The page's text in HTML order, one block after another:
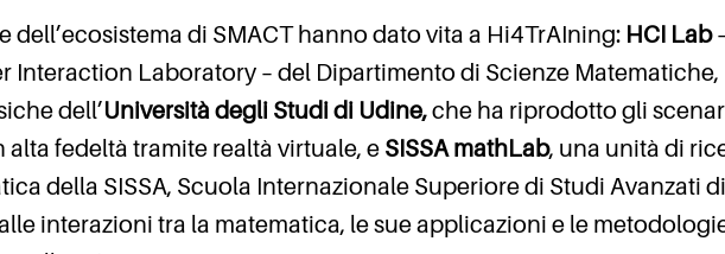
dell’ecosistema di SMACT hanno dato vita a Hi4TrAIning: HCI Lab
Interaction Laboratory – del Dipartimento di Scienze Matematiche,
dell’Università degli Studi di Udine,che ha riprodotto gli
fedeltà tramite realtà virtuale, e SISSA mathLab, una unità di
della SISSA, Scuola Internazionale Superiore di Studi Avanzati di
interazioni tra la matematica, le sue applicazioni e le